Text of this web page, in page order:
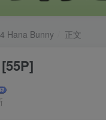
Hana Bunny 正文